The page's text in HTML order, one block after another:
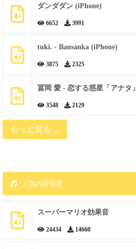
ダンダダン (iPhone)
6652 3991
tuki. - Bansanka (iPhone)
3875 2325
冨岡 愛 - 恋する惑星「アナタ」
3548 2129
もっと見る ...
人気の着信音
スーパーマリオ効果音
24434 14660